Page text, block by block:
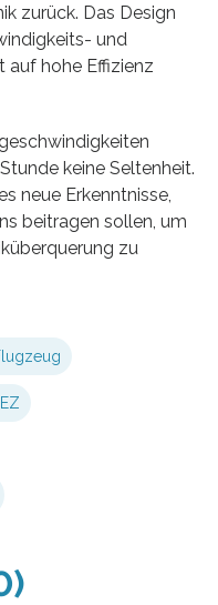
zurück. Das Design
und
auf hohe Effizienz
keine Seltenheit.
neue Erkenntnisse,
beitragen sollen, um
zu